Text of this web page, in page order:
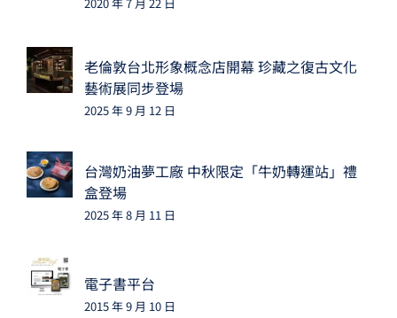
老倫敦台北形象概念店開幕 珍藏之復古文化
藝術展同步登場
2025 年 9 月 12 日
台灣奶油夢工廠 中秋限定「牛奶轉運站」禮
盒登場
2025 年 8 月 11 日
電子書平台
2015 年 9 月 10 日